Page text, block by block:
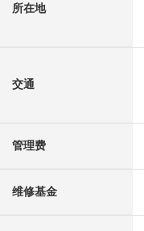
所在地
交通
管理费
维修基金